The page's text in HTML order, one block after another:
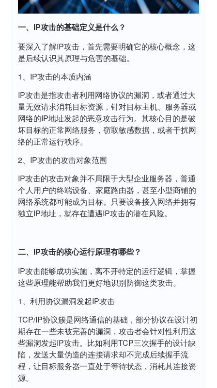
一、IP攻击的基础定义是什么？
要深入了解IP攻击，首先需要明确它的核心概念，这
是后续认识其原理与危害的基础。
1、IP攻击的本质内涵
IP攻击是指攻击者利用网络协议的漏洞，或者通过大
量无效请求消耗目标资源，针对目标主机、服务器或
网络的IP地址发起的恶意攻击行为。其核心目的是破
坏目标的正常网络服务，窃取敏感数据，或者干扰网
络的正常运行秩序。
2、IP攻击的攻击对象范围
IP攻击的攻击对象并不局限于大型企业服务器，普通
个人用户的终端设备、家庭路由器，甚至小型商铺的
网络系统都可能成为目标。只要设备接入网络并拥有
独立IP地址，就存在遭遇IP攻击的潜在风险。
二、IP攻击的核心运行原理有哪些？
IP攻击能够成功实施，离不开特定的运行逻辑，掌握
这些原理能帮助我们更好地识别防御这类攻击。
1、利用协议漏洞发起IP攻击
TCP/IP协议簇是网络通信的基础，部分协议在设计初
期存在一些未被完善的漏洞，攻击者会针对性利用这
些漏洞发起IP攻击。比如利用TCP三次握手的设计缺
陷，发送大量伪造的连接请求却不完成后续握手流
程，让目标服务器一直处于等待状态，消耗其连接资
源。